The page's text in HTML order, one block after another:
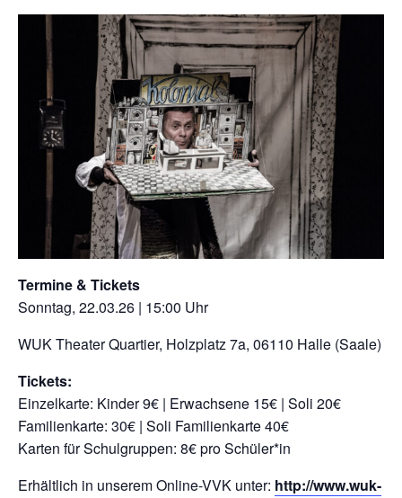
Termine & Tickets
Sonntag, 22.03.26 | 15:00 Uhr
WUK Theater Quartier, Holzplatz 7a, 06110 Halle (Saale)
Tickets:
Einzelkarte: Kinder 9€ | Erwachsene 15€ | Soli 20€
Familienkarte: 30€ | Soli Familienkarte 40€
Karten für Schulgruppen: 8€ pro Schüler*in
Erhältlich in unserem Online-VVK unter: http://www.wuk-